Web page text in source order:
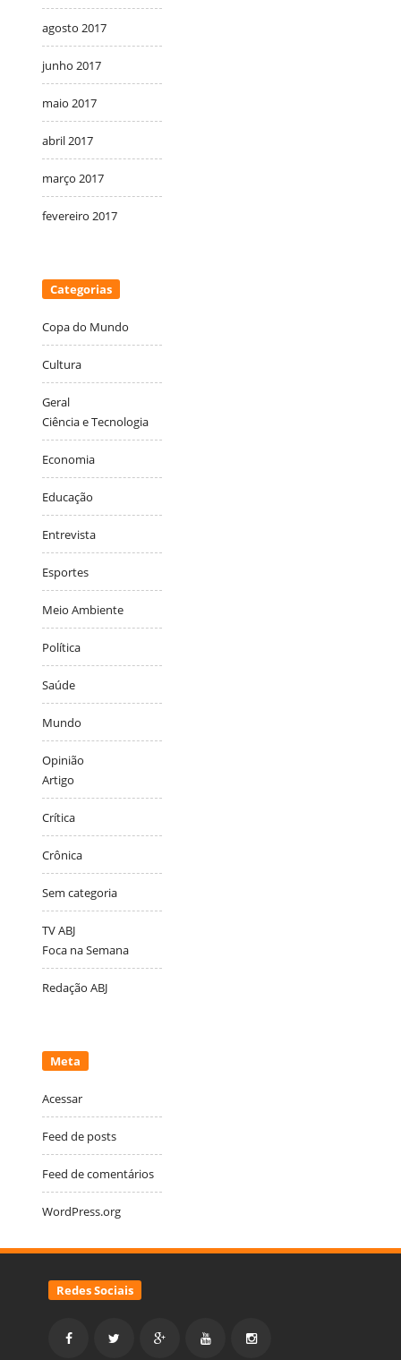
agosto 2017
junho 2017
maio 2017
abril 2017
março 2017
fevereiro 2017
Categorias
Copa do Mundo
Cultura
Geral
Ciência e Tecnologia
Economia
Educação
Entrevista
Esportes
Meio Ambiente
Política
Saúde
Mundo
Opinião
Artigo
Crítica
Crônica
Sem categoria
TV ABJ
Foca na Semana
Redação ABJ
Meta
Acessar
Feed de posts
Feed de comentários
WordPress.org
Redes Sociais